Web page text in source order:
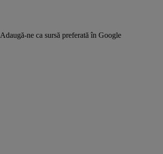
Adaugă-ne ca sursă preferată în Google